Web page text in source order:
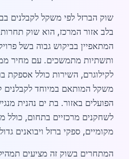
שוק הברזל לפי משקל לקבלנים
בלב אזור המרכז, הוא שוק
המתאפיין בביקוש גבוה בשל
לקילוגרם, השירות כולל אספקת
משקל המותאם במיוחד לקבלנים
הפועלים באזור. בת ים נהנית
לשחקנים מרכזיים בתחום, כולל
מקומיים, ספקי ברזל ויבואנים
המתחרים בשוק זה מציעים